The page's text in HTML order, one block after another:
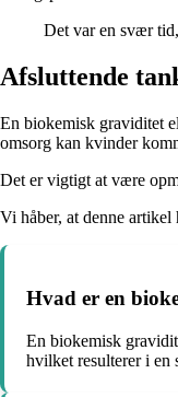
Det var en svær
Afsluttende
En biokemisk graviditet
omsorg kan kvinder
Det er vigtigt at være
Vi håber, at denne
Hvad er en
En biokemisk
hvilket resulterer i en